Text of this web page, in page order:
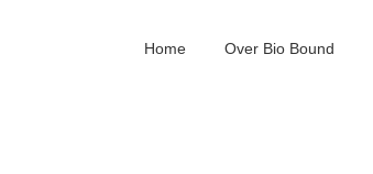
Home Over Bio Bound